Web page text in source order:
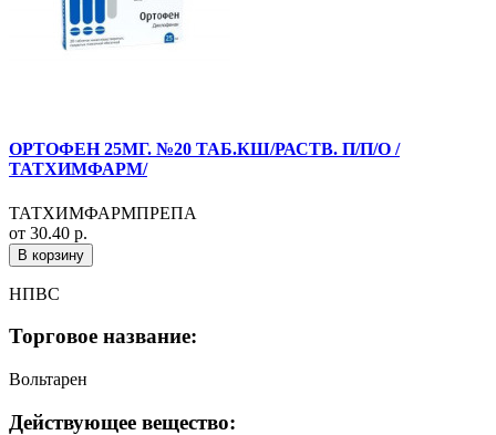
ОРТОФЕН 25МГ. №20 ТАБ.КШ/РАСТВ. П/П/О /
ТАТХИМФАРМ/
ТАТХИМФАРМПРЕПА
от 30.40 р.
В корзину
НПВС
Торговое название:
Вольтарен
Действующее вещество: